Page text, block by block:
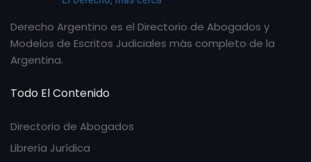
Derecho Argentino es el Directorio de Abogados y
Modelos de Escritos Judiciales más completo de la
Argentina.
Todo El Contenido
Directorio de Abogados
Librería Jurídica